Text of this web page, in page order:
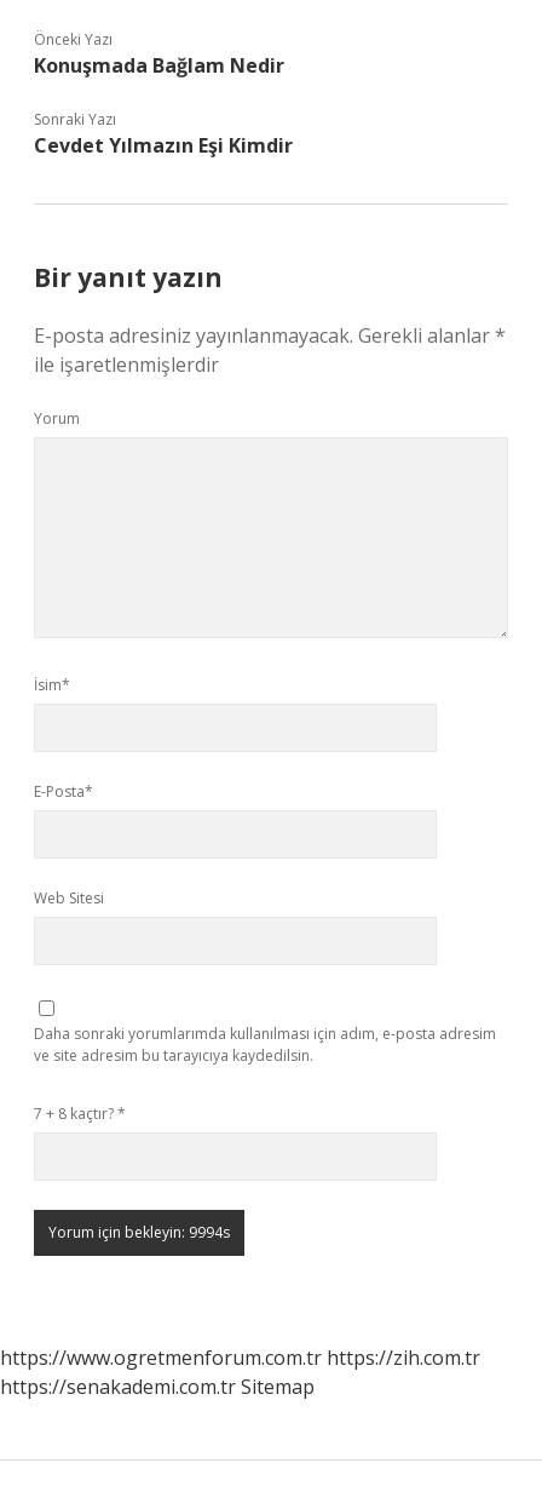
Önceki Yazı
Konuşmada Bağlam Nedir
Sonraki Yazı
Cevdet Yılmazın Eşi Kimdir
Bir yanıt yazın
E-posta adresiniz yayınlanmayacak. Gerekli alanlar*
ile işaretlenmişlerdir
Yorum
İsim*
E-Posta*
Web Sitesi
Daha sonraki yorumlarımda kullanılması için adım, e-posta adresim
ve site adresim bu tarayıcıya kaydedilsin.
7 + 8 kaçtır?*
https://www.ogretmenforum.com.tr https://zih.com.tr
https://senakademi.com.trSitemap